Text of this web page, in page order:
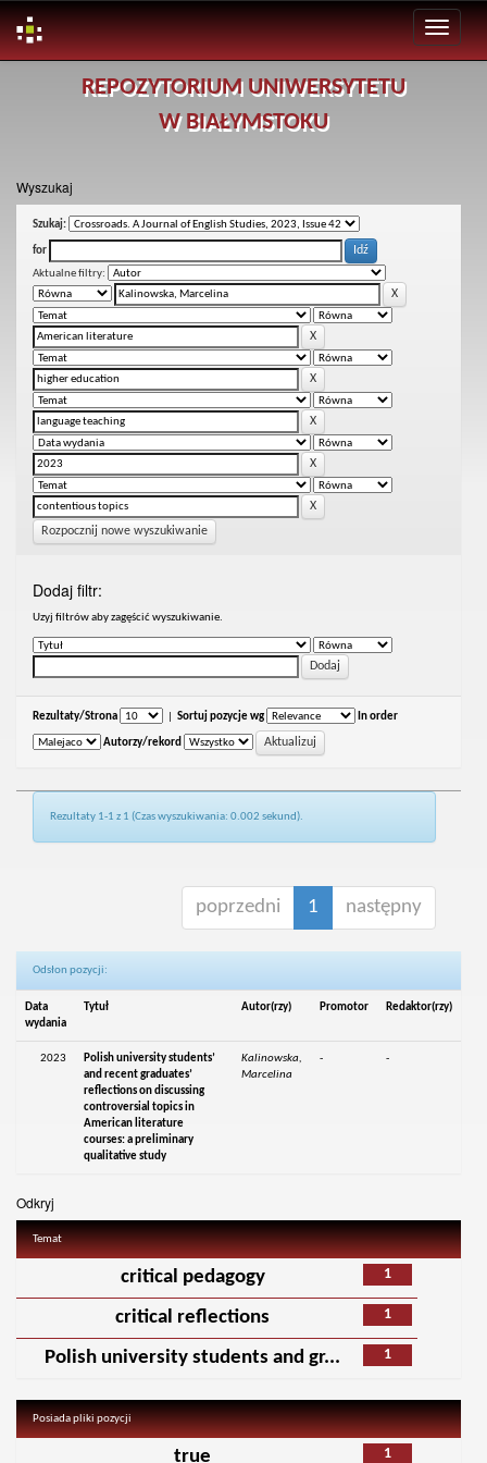
REPOZYTORIUM UNIWERSYTETU
W BIAŁYMSTOKU
Wyszukaj
Szukaj:
for
Aktualne filtry:
Rozpocznij nowe wyszukiwanie
Dodaj filtr:
Uzyj filtrów aby zagęścić wyszukiwanie.
Rezultaty/Strona Sortuj pozycje wg In order
Autorzy/rekord
Rezultaty 1-1 z 1 (Czas wyszukiwania: 0.002 sekund).
poprzedni 1 następny
Odsłon pozycji:
Data
wydania
Tytuł Autor(rzy) Promotor Redaktor(rzy)
2023
Polish university students’
and recent graduates’
reflections on discussing
controversial topics in
American literature
courses: a preliminary
qualitative study
Kalinowska,
Marcelina
- -
Odkryj
Temat
1
critical pedagogy
1
critical reflections
1
Polish university students and gr...
Posiada pliki pozycji
1
true